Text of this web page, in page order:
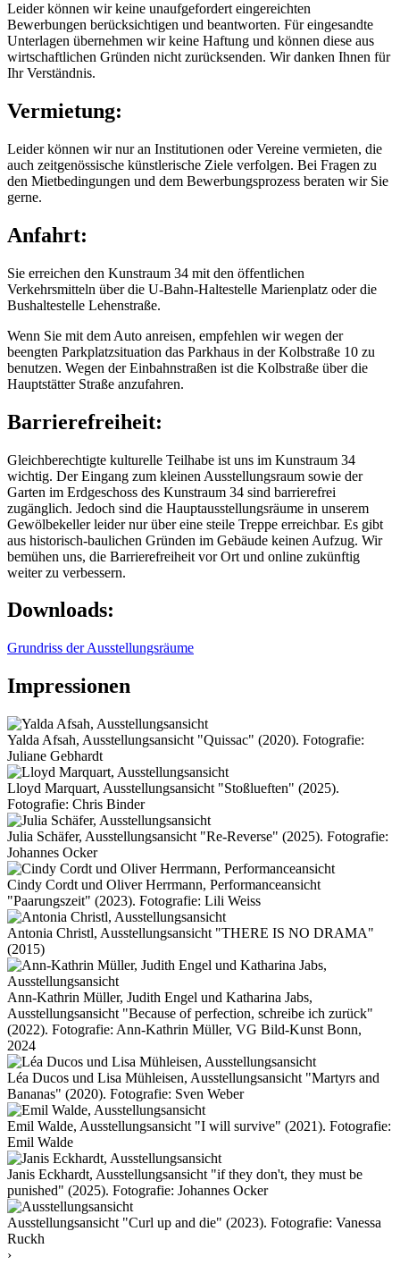
Leider können wir keine unaufgefordert eingereichten
Bewerbungen berücksichtigen und beantworten. Für eingesandte
Unterlagen übernehmen wir keine Haftung und können diese aus
wirtschaftlichen Gründen nicht zurücksenden. Wir danken Ihnen für
Ihr Verständnis.
Vermietung:
Leider können wir nur an Institutionen oder Vereine vermieten, die
auch zeitgenössische künstlerische Ziele verfolgen. Bei Fragen zu
den Mietbedingungen und dem Bewerbungsprozess beraten wir Sie
gerne.
Anfahrt:
Sie erreichen den Kunstraum 34 mit den öffentlichen
Verkehrsmitteln über die U-Bahn-Haltestelle Marienplatz oder die
Bushaltestelle Lehenstraße.
Wenn Sie mit dem Auto anreisen, empfehlen wir wegen der
beengten Parkplatzsituation das Parkhaus in der Kolbstraße 10 zu
benutzen. Wegen der Einbahnstraßen ist die Kolbstraße über die
Hauptstätter Straße anzufahren.
Barrierefreiheit:
Gleichberechtigte kulturelle Teilhabe ist uns im Kunstraum 34
wichtig. Der Eingang zum kleinen Ausstellungsraum sowie der
Garten im Erdgeschoss des Kunstraum 34 sind barrierefrei
zugänglich. Jedoch sind die Hauptausstellungsräume in unserem
Gewölbekeller leider nur über eine steile Treppe erreichbar. Es gibt
aus historisch-baulichen Gründen im Gebäude keinen Aufzug. Wir
bemühen uns, die Barrierefreiheit vor Ort und online zukünftig
weiter zu verbessern.
Downloads:
Grundriss der Ausstellungsräume
Impressionen
Yalda Afsah, Ausstellungsansicht "Quissac" (2020). Fotografie:
Juliane Gebhardt
Lloyd Marquart, Ausstellungsansicht "Stoßlueften" (2025).
Fotografie: Chris Binder
Julia Schäfer, Ausstellungsansicht "Re-Reverse" (2025). Fotografie:
Johannes Ocker
Cindy Cordt und Oliver Herrmann, Performanceansicht
"Paarungszeit" (2023). Fotografie: Lili Weiss
Antonia Christl, Ausstellungsansicht "THERE IS NO DRAMA"
(2015)
Ann-Kathrin Müller, Judith Engel und Katharina Jabs,
Ausstellungsansicht "Because of perfection, schreibe ich zurück"
(2022). Fotografie: Ann-Kathrin Müller, VG Bild-Kunst Bonn,
2024
Léa Ducos und Lisa Mühleisen, Ausstellungsansicht "Martyrs and
Bananas" (2020). Fotografie: Sven Weber
Emil Walde, Ausstellungsansicht "I will survive" (2021). Fotografie:
Emil Walde
Janis Eckhardt, Ausstellungsansicht "if they don't, they must be
punished" (2025). Fotografie: Johannes Ocker
Ausstellungsansicht "Curl up and die" (2023). Fotografie: Vanessa
Ruckh
›︎